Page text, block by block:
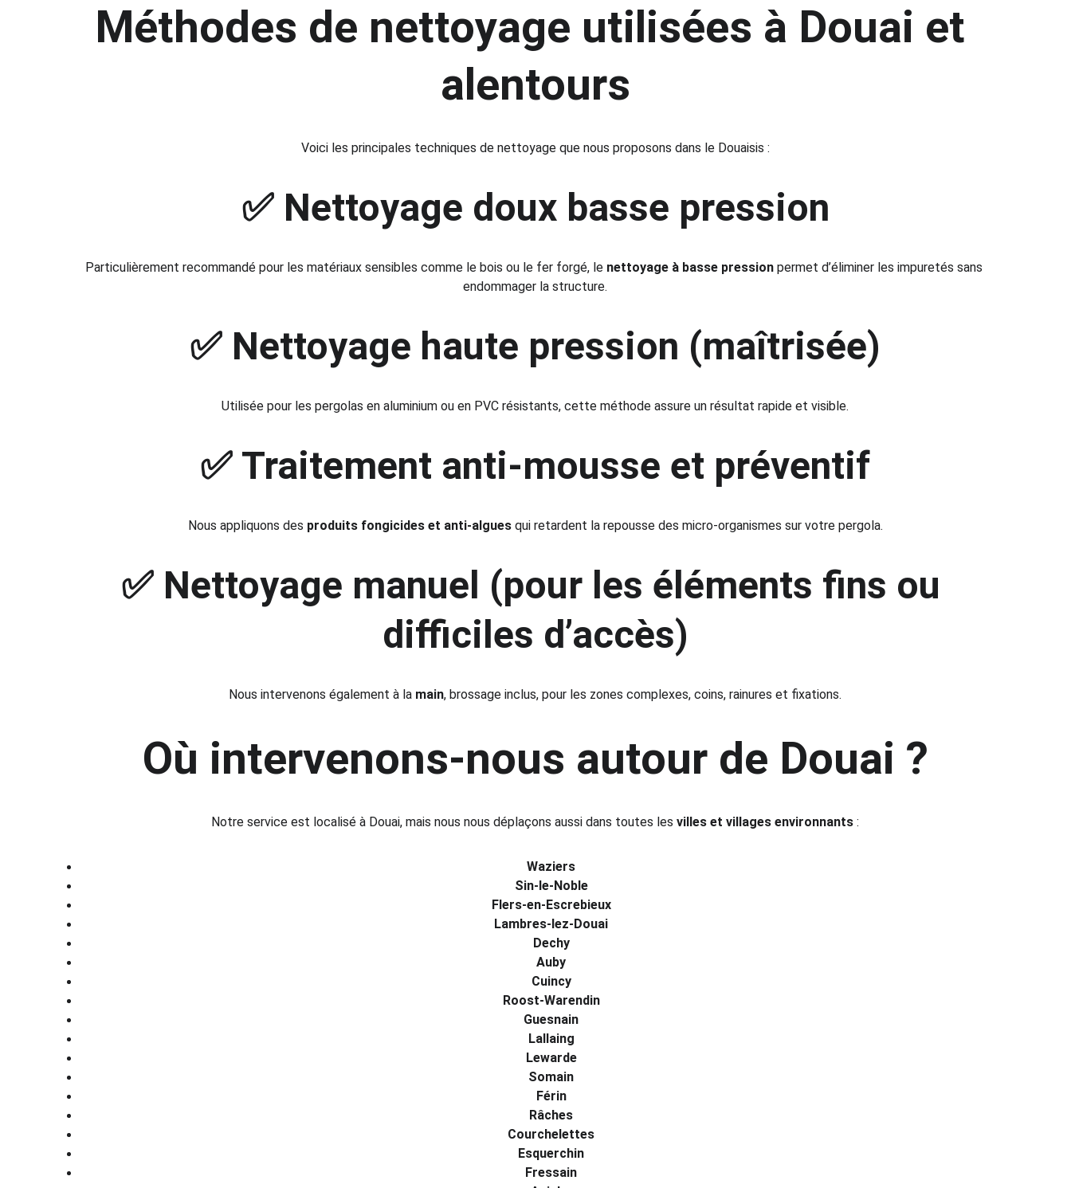
Méthodes de nettoyage utilisées à Douai et
alentours
Voici les principales techniques de nettoyage que nous proposons dans le Douaisis :
✅ Nettoyage doux basse pression
Particulièrement recommandé pour les matériaux sensibles comme le bois ou le fer forgé, le nettoyage à basse pression permet d’éliminer les impuretés sans
endommager la structure.
✅ Nettoyage haute pression (maîtrisée)
Utilisée pour les pergolas en aluminium ou en PVC résistants, cette méthode assure un résultat rapide et visible.
✅ Traitement anti-mousse et préventif
Nous appliquons des produits fongicides et anti-algues qui retardent la repousse des micro-organismes sur votre pergola.
✅ Nettoyage manuel (pour les éléments fins ou
difficiles d’accès)
Nous intervenons également à la main, brossage inclus, pour les zones complexes, coins, rainures et fixations.
Où intervenons-nous autour de Douai ?
Notre service est localisé à Douai, mais nous nous déplaçons aussi dans toutes les villes et villages environnants :
Waziers
Sin-le-Noble
Flers-en-Escrebieux
Lambres-lez-Douai
Dechy
Auby
Cuincy
Roost-Warendin
Guesnain
Lallaing
Lewarde
Somain
Férin
Râches
Courchelettes
Esquerchin
Fressain